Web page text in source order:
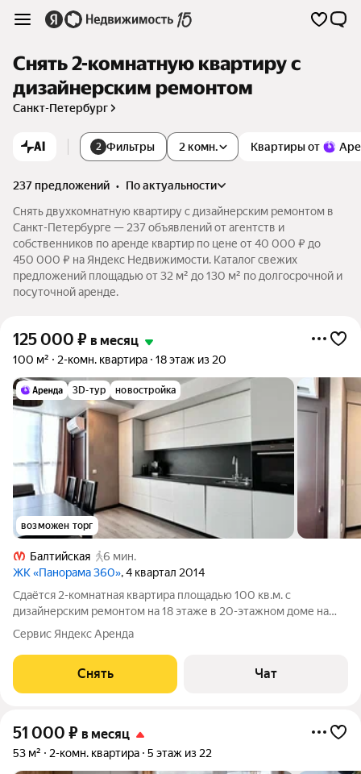
Снять 2-комнатную квартиру с
дизайнерским ремонтом
Санкт-Петербург
AI 2 Фильтры Квартиры от
2 комн.
237 предложений •
по актуальности
Снять двухкомнатную квартиру с дизайнерским ремонтом в
Санкт-Петербурге — 237 объявлений от агентств и
собственников по аренде квартир по цене от 40 000 ₽ до
450 000 ₽ на Яндекс Недвижимости. Каталог свежих
предложений площадью от 32 м² до 130 м² по долгосрочной и
посуточной аренде.
125 000 ₽ в месяц
100 м² 2-комн. квартира 18 этаж из 20
3D-тур новостройка
возможен торг
Балтийская
6 мин.
ЖК «Панорама 360», 4 квартал 2014
Сдаётся 2-комнатная квартира площадью 100 кв.м. с
дизайнерским ремонтом на 18 этаже в 20-этажном доме на
срок от 11 месяцев. Из техники есть: Телевизор Духовой шкаф
Стиральная машина Холодильник Посудомоечная машина
Кондиционер Бойлер Пылесос
Сервис Яндекс Аренда
Снять Чат
51 000 ₽ в месяц
53 м² 2-комн. квартира 5 этаж из 22